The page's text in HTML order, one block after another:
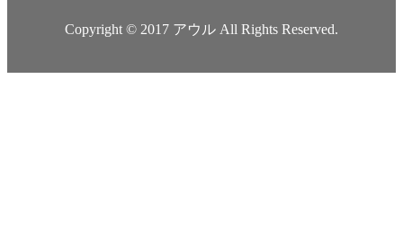
Copyright © 2017 アウル All Rights Reserved.